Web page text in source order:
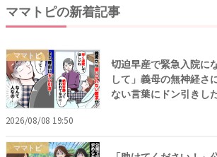
ママトピの新着記事
ママトピ
切迫早産で緊急入院に
して」義母の無神経さ
ない言葉にドン引きし
2026/08/08 19:50
ママトピ